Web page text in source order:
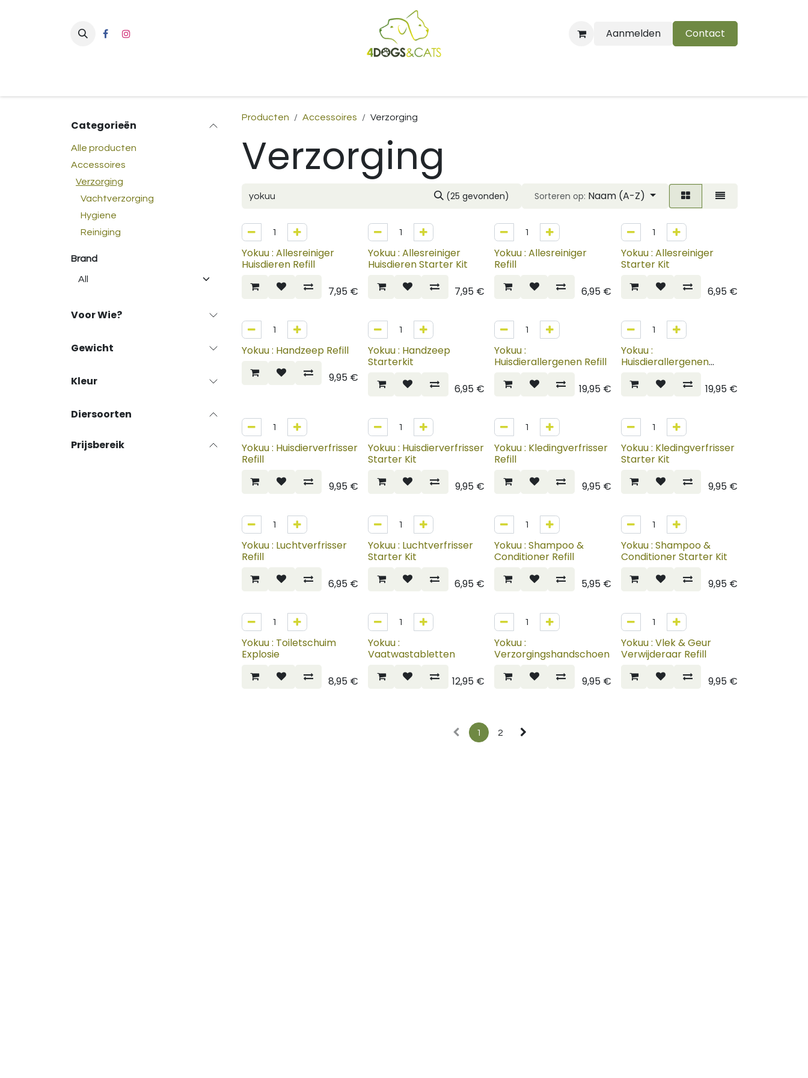
Aanmelden
Contact
Categorieën
Alle producten
Accessoires
Verzorging
Vachtverzorging
Hygiene
Reiniging
Brand
Voor Wie?
Gewicht
Kleur
Diersoorten
Prijsbereik
Producten Accessoires Verzorging
Verzorging
(25 gevonden) Sorteren op: Naam (A-Z)
Yokuu : Allesreiniger
Huisdieren Refill
7,95 €
Yokuu : Allesreiniger
Huisdieren Starter Kit
7,95 €
Yokuu : Allesreiniger
Refill
6,95€
Yokuu : Allesreiniger
Starter Kit
6,95€
Yokuu : Handzeep Refill
9,95 €
NIEUW
Yokuu : Handzeep
Starterkit
6,95 €
Yokuu :
Huisdierallergenen Refill
19,95€
Yokuu :
Huisdierallergenen
19,95€
Yokuu : Huisdierverfrisser
Refill
9,95 €
Yokuu : Huisdierverfrisser
Starter Kit
9,95 €
Yokuu : Kledingverfrisser
Refill
9,95€
Yokuu : Kledingverfrisser
Starter Kit
9,95€
Yokuu : Luchtverfrisser
Refill
6,95 €
Yokuu : Luchtverfrisser
Starter Kit
6,95 €
Yokuu : Shampoo &
Conditioner Refill
5,95€
Yokuu : Shampoo &
Conditioner Starter Kit
9,95€
NIEUW
Yokuu : Toiletschuim
Explosie
8,95 €
Yokuu :
Vaatwastabletten
12,95 €
Yokuu :
Verzorgingshandschoen
9,95€
Yokuu : Vlek & Geur
Verwijderaar Refill
9,95€
1 2